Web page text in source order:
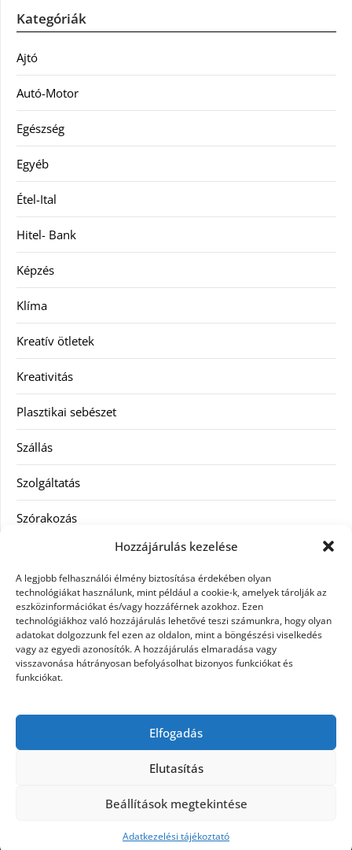
Hozzájárulás kezelése
A legjobb felhasználói élmény biztosítása érdekében olyan
technológiákat használunk, mint például a cookie-k, amelyek tárolják az
eszközinformációkat és/vagy hozzáférnek azokhoz. Ezen
technológiákhoz való hozzájárulás lehetővé teszi számunkra, hogy olyan
adatokat dolgozzunk fel ezen az oldalon, mint a böngészési viselkedés
vagy az egyedi azonosítók. A hozzájárulás elmaradása vagy
visszavonása hátrányosan befolyásolhat bizonyos funkciókat és
funkciókat.
Elfogadás
Elutasítás
Beállítások megtekintése
Adatkezelési tájékoztató
Kategóriák
Ajtó
Autó-Motor
Egészség
Egyéb
Étel-Ital
Hitel- Bank
Képzés
Klíma
Kreatív ötletek
Kreativitás
Plasztikai sebészet
Szállás
Szolgáltatás
Szórakozás
Vásárlás
Víztisztítás
Webáruház
hátfájás kezelése műkörmös eszközök szemészeti betegségek
WordPress Theme